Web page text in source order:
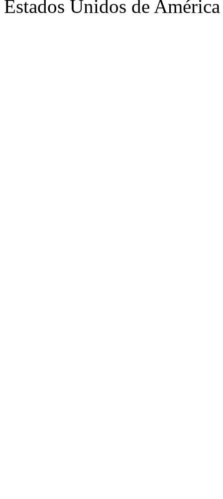
Estados Unidos de América